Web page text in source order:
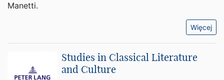
Manetti.
Więcej
Studies in Classical Literature
and Culture